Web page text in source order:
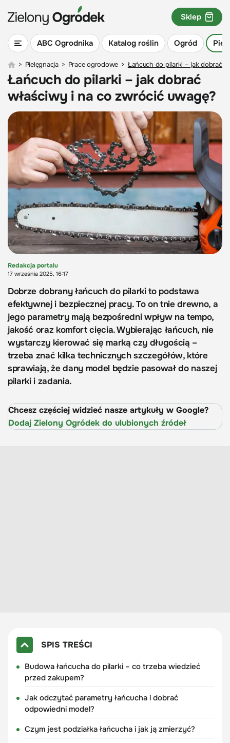
ABC Ogrodnika Katalog roślin Ogród
Sklep
> Pielęgnacja > Prace ogrodowe > Łańcuch do pilarki – jak dobrać
Łańcuch do pilarki – jak dobrać
właściwy i na co zwrócić uwagę?
Redakcja portalu
17 września 2025, 16:17
Dobrze dobrany łańcuch do pilarki to podstawa
efektywnej i bezpiecznej pracy. To on tnie drewno, a
jego parametry mają bezpośredni wpływ na tempo,
jakość oraz komfort cięcia. Wybierając łańcuch, nie
wystarczy kierować się marką czy długością –
trzeba znać kilka technicznych szczegółów, które
sprawiają, że dany model będzie pasował do naszej
pilarki i zadania.
Chcesz częściej widzieć nasze artykuły w Google?
Dodaj Zielony Ogródek do ulubionych źródeł
SPIS TREŚCI
Budowa łańcucha do pilarki – co trzeba wiedzieć
przed zakupem?
Jak odczytać parametry łańcucha i dobrać
odpowiedni model?
Czym jest podziałka łańcucha i jak ją zmierzyć?